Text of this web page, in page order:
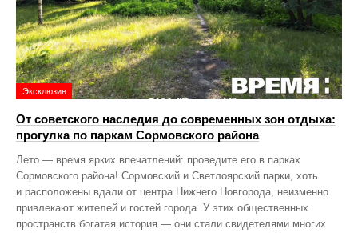
Эксклюзив
От советского наследия до современных зон отдыха:
прогулка по паркам Сормовского района
Лето — время ярких впечатлений: проведите его в парках
Сормовского района! Сормовский и Светлоярский парки, хоть
и расположены вдали от центра Нижнего Новгорода, неизменно
привлекают жителей и гостей города. У этих общественных
пространств богатая история — они стали свидетелями многих